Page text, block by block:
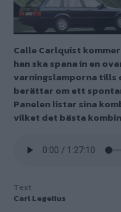
Calle Carlquist
han ska spana in en
varningslamporna tills
berättar om ett
Panelen listar sina
vilket det bästa
Text
Carl Legelius